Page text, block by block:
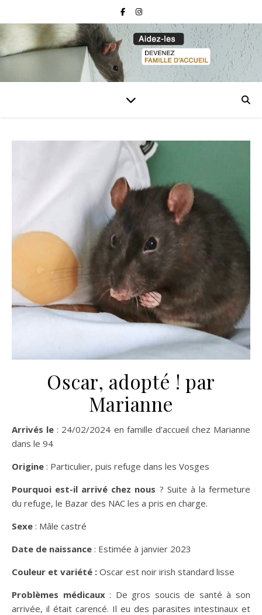
Oscar, adopté ! par
Marianne
Arrivés le : 24/02/2024 en famille d’accueil chez Marianne
dans le 94
Origine : Particulier, puis refuge dans les Vosges
Pourquoi est-il arrivé chez nous ? Suite à la fermeture
du refuge, le Bazar des NAC les a pris en charge.
Sexe : Mâle castré
Date de naissance : Estimée à janvier 2023
Couleur et variété : Oscar est noir irish standard lisse
Problèmes médicaux: De gros soucis de santé à son
arrivée, il était carencé. Il eu des parasites intestinaux et